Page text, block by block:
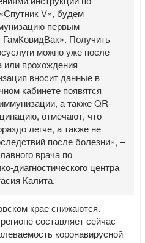
V», будем
первым
ГамКовидВак». Получить
можно уже после
или прохождения
вносит данные в
кабинете появятся
а также QR-
отмечают, что
легче, а также не
после болезни», –
врача по
диагностического центра
Калита.
крае снижаются.
составляет сейчас
коронавирусной